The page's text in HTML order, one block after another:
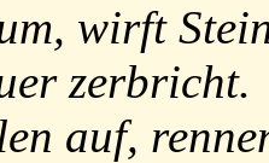
wirft
zerbricht.
auf,